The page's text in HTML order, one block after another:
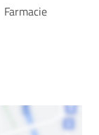
Farmacie